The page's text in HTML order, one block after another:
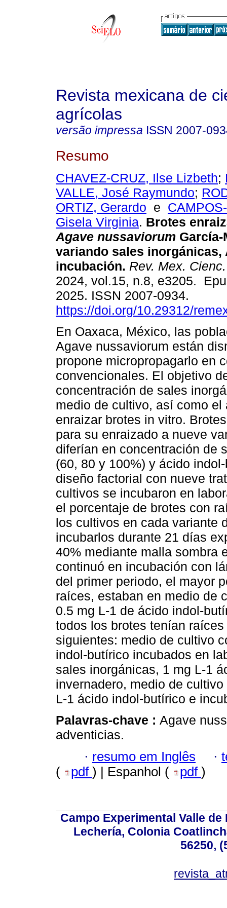
Revista mexicana de
agrícolas
versão impressa ISSN 2007-
Resumo
CHAVEZ-CRUZ, Ilse Lizbeth;
VALLE, José Raymundo;
ORTIZ, Gerardo e
Gisela Virginia. Brotes
Agave nussaviorum García-
variando sales inorgánicas,
incubación. Rev. Mex.
2024, vol.15, n.8, e3205.
2025. ISSN 2007-0934.
https://doi.org/10.29312/
En Oaxaca, México, las
Agave nussaviorum están
propone micropropagarlo en
convencionales. El objetivo
concentración de sales
medio de cultivo, así como
enraizar brotes in vitro.
para su enraizado a nueve
diferían en concentración de
(60, 80 y 100%) y ácido
diseño factorial con nueve
cultivos se incubaron en
el porcentaje de brotes con
los cultivos en cada variante
incubarlos durante 21 días
40% mediante malla sombra
continuó en incubación con
del primer periodo, el mayor
raíces, estaban en medio de
0.5 mg L-1 de ácido indol-
todos los brotes tenían
siguientes: medio de cultivo
indol-butírico incubados en
sales inorgánicas, 1 mg L-1
invernadero, medio de
L-1 ácido indol-butírico e
Palavras-chave : Agave
adventicias.
· resumo em Inglês ·
(
pdf ) | Espanhol ( pdf )
Campo Experimental Valle
Lechería, Colonia
56250,